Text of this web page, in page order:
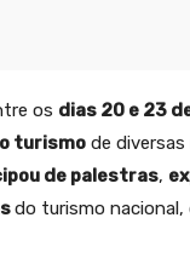
os dias 20 e 23
turismo de
de palestras,
do turismo